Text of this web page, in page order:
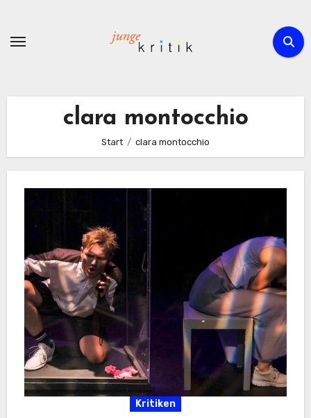
springen
clara montocchio
Start clara montocchio
Kritiken